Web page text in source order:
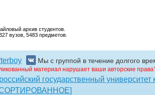
архив студентов.
вузов, 5483 предметов.
Мы с группой в течение долгого
материал нарушает ваши авторские
государственный
“Романа о
и городская
жанры и их